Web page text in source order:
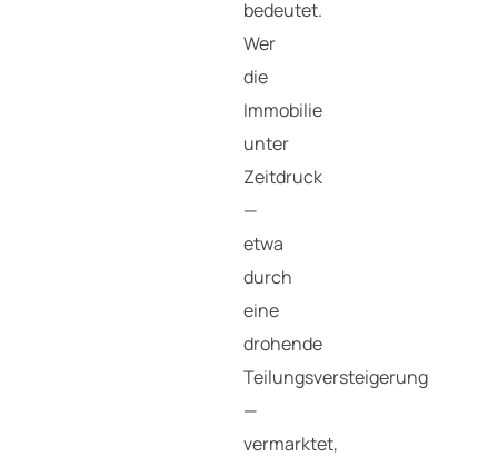
bedeutet.
Wer
die
Immobilie
unter
Zeitdruck
—
etwa
durch
eine
drohende
Teilungsversteigerung
—
vermarktet,